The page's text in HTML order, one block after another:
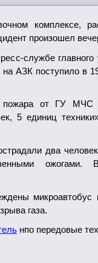
комплексе,
произошел
службе
на АЗК поступило в
пожара от ГУ МЧС
5 единиц
два
ожогами.
микроавтобус
газа.
нпо передовые